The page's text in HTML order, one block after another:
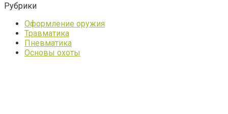
Рубрики
Оформление оружия
Травматика
Пневматика
Основы охоты